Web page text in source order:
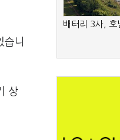
니
상
배터리 3사, 호